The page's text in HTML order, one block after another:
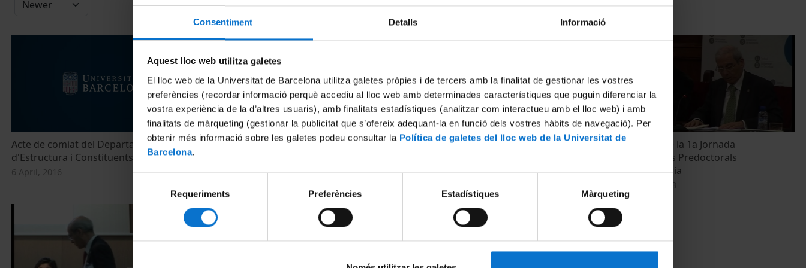
Consentiment Detalls Informació
Aquest lloc web utilitza galetes
El lloc web de la Universitat de Barcelona utilitza galetes pròpies i de tercers amb la finalitat de gestionar les vostres
preferències (recordar informació perquè accediu al lloc web amb determinades característiques que puguin diferenciar la
vostra experiència de la d’altres usuaris), amb finalitats estadístiques (analitzar com interactueu amb el lloc web) i amb
finalitats de màrqueting (gestionar la publicitat que s’ofereix adequant-la en funció dels vostres hàbits de navegació). Per
obtenir més informació sobre les galetes podeu consultar la Política de galetes del lloc web de la Universitat de
Barcelona.
consentiment
Requeriments Preferències Estadístiques Màrqueting
Acte de comiat del Departament
d'Estructura i Constituents de la Màteria
6 April, 2016
Presentació i benvinguda a la 'Jornada
alimentari'
Benvinguda i presentació
Inauguració de la 1a Jornada
d'Investigadors Predoctorals
Interdisciplinària